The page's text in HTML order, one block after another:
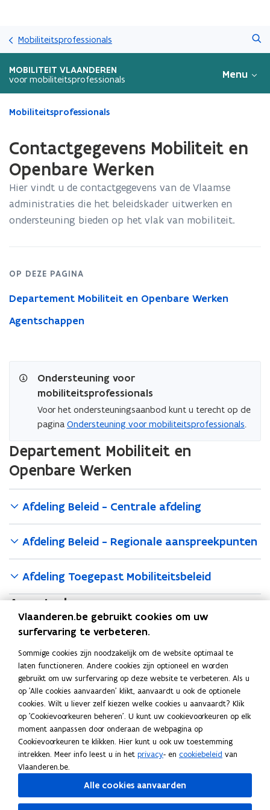
Mobiliteitsprofessionals
MOBILITEIT VLAANDEREN
voor mobiliteitsprofessionals Menu
Gedaan
bevindt
zich
op:
Contactgegevens
Mobiliteitsprofessionals
Contactgegevens Mobiliteit en
Openbare Werken
Hier vindt u de contactgegevens van de Vlaamse
administraties die het beleidskader uitwerken en
ondersteuning bieden op het vlak van mobiliteit.
OP DEZE PAGINA
Departement Mobiliteit en Openbare Werken
Agentschappen
Ondersteuning voor
mobiliteitsprofessionals
Voor het ondersteuningsaanbod kunt u terecht op de
pagina Ondersteuning voor mobiliteitsprofessionals.
Departement Mobiliteit en
Openbare Werken
Afdeling Beleid - Centrale afdeling
Afdeling Beleid - Regionale aanspreekpunten
Afdeling Toegepast Mobiliteitsbeleid
Agentschappen
Agentschap Wegen en Verkeer
Vlaamse Vervoermaatschappij - De Lijn
De Vlaamse Waterweg nv
Agentschap voor Maritieme Dienstverlening
en Kust
Deel deze pagina
Vlaanderen.be gebruikt cookies om uw
surfervaring te verbeteren.
Sommige cookies zijn noodzakelijk om de website optimaal te
laten functioneren. Andere cookies zijn optioneel en worden
gebruikt om uw surfervaring op deze website te verbeteren. Als u
op 'Alle cookies aanvaarden' klikt, aanvaardt u ook de optionele
cookies. Wilt u liever zelf kiezen welke cookies u aanvaardt? Klik
op 'Cookievoorkeuren beheren'. U kunt uw cookievoorkeuren op elk
moment aanpassen door onderaan de webpagina op
Cookievoorkeuren te klikken. Hier kunt u ook uw toestemming
intrekken. Meer info leest u in het privacy- en cookiebeleid van
Vlaanderen.be.
Alle cookies aanvaarden